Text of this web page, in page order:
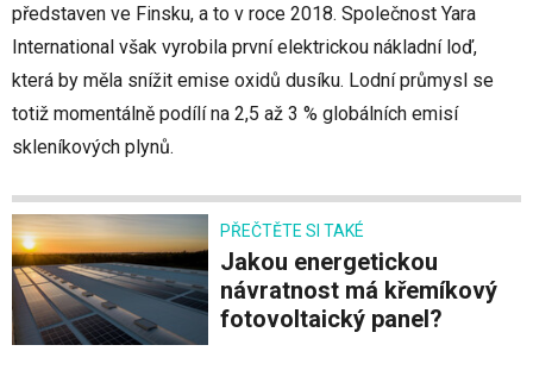
představen ve Finsku, a to v roce 2018. Společnost Yara
International však vyrobila první elektrickou nákladní loď,
která by měla snížit emise oxidů dusíku. Lodní průmysl se
totiž momentálně podílí na 2,5 až 3 % globálních emisí
skleníkových plynů.
PŘEČTĚTE SI TAKÉ
Jakou energetickou
návratnost má křemíkový
fotovoltaický panel?